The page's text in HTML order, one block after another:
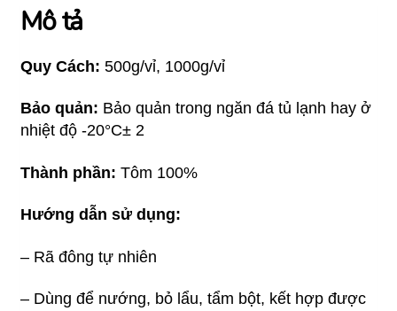
Mô tả
Quy Cách:500g/vỉ, 1000g/vỉ
Bảo quản: Bảo quản trong ngăn đá tủ lạnh hay ở
nhiệt độ -20°C± 2
Thành phần:Tôm 100%
Hướng dẫn sử dụng:
– Rã đông tự nhiên
– Dùng để nướng, bỏ lẩu, tẩm bột, kết hợp được